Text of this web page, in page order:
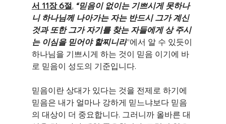
서 11장 6절, “믿음이 없이는 기쁘시게 못하나
니 하나님께 나아가는 자는 반드시 그가 계신
것과 또한 그가 자기를 찾는 자들에게 상 주시
는 이심을 믿어야 할찌니라”에서 알 수 있듯이
하나님을 기쁘시게 하는 것이 믿음 이기에 바
로 믿음이 성도의 기준입니다.
믿음이란 상대가 있다는 것을 전제로 하기에
믿음은 내가 얼마나 강하게 믿느냐보다 믿음
의 대상이 더 중요합니다. 그러니까 올바른 대